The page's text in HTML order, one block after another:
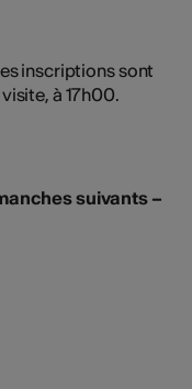
inscriptions sont
à 17h00.
suivants –